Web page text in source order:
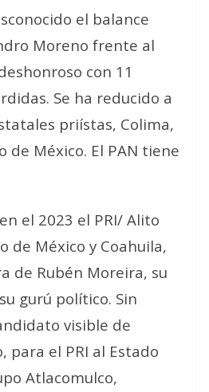
el balance
Moreno frente al
con 11
Se ha reducido a
priístas, Colima,
de México. El PAN tiene
el 2023 el PRI/ Alito
de México y Coahuila,
de Rubén Moreira, su
gurú político. Sin
visible de
para el PRI al Estado
Atlacomulco,